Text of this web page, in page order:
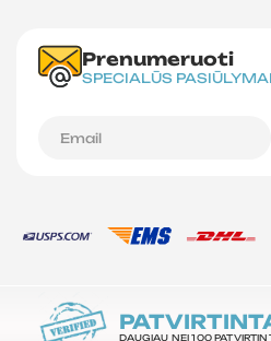
Prenumeruoti
SPECIALŪS
DAUGIAU NEI 100